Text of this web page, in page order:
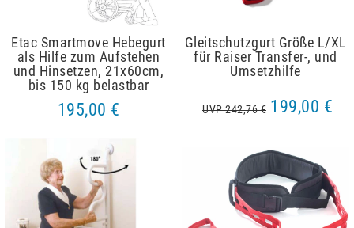
Etac Smartmove Hebegurt
als Hilfe zum Aufstehen
und Hinsetzen, 21x60cm,
bis 150 kg belastbar
195,00 €
Gleitschutzgurt Größe L/XL
für Raiser Transfer-, und
Umsetzhilfe
UVP 242,76 € 199,00 €